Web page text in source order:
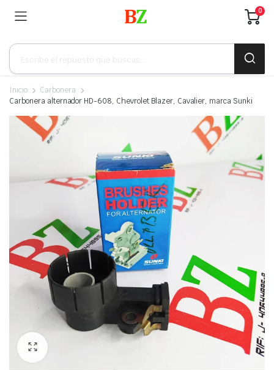
0
Búsqueda
productos
Inicio
Carbonera
Carbonera alternador HD-608, Chevrolet Blazer, Cavalier, marca Sunki